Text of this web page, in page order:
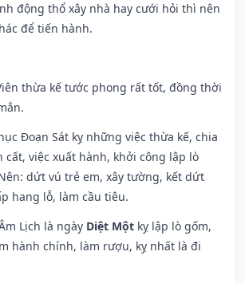
động thổ xây nhà hay cưới hỏi thì nên
để tiến hành.
thừa kế tước phong rất tốt, đồng thời
Đoạn Sát kỵ những việc thừa kế, chia
cất, việc xuất hành, khởi công lập lò
dứt vú trẻ em, xây tường, kết dứt
hang lỗ, làm cầu tiêu.
Lịch là ngày Diệt Một kỵ lập lò gốm,
hành chính, làm rượu, kỵ nhất là đi